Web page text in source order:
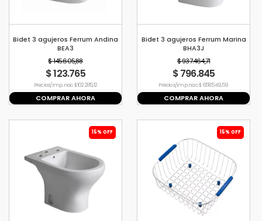
Bidet 3 agujeros Ferrum Andina
BEA3
$ 145.605,88
$ 123.765
Precio s/imp. nac. $ 102.285,12
COMPRAR AHORA
Bidet 3 agujeros Ferrum Marina
BHA3J
$ 937.464,71
$ 796.845
Precio s/imp. nac. $ 658.549,59
COMPRAR AHORA
15% OFF 15% OFF